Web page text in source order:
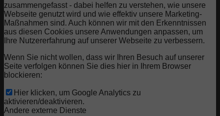
zusammengefasst - dabei helfen zu verstehen, wie unsere
Webseite genutzt wird und wie effektiv unsere Marketing-
Maßnahmen sind. Auch können wir mit den Erkenntnissen
aus diesen Cookies unsere Anwendungen anpassen, um
Ihre Nutzererfahrung auf unserer Webseite zu verbessern.
Wenn Sie nicht wollen, dass wir Ihren Besuch auf unserer
Seite verfolgen können Sie dies hier in Ihrem Browser
blockieren:
Hier klicken, um Google Analytics zu
aktivieren/deaktivieren.
Andere externe Dienste